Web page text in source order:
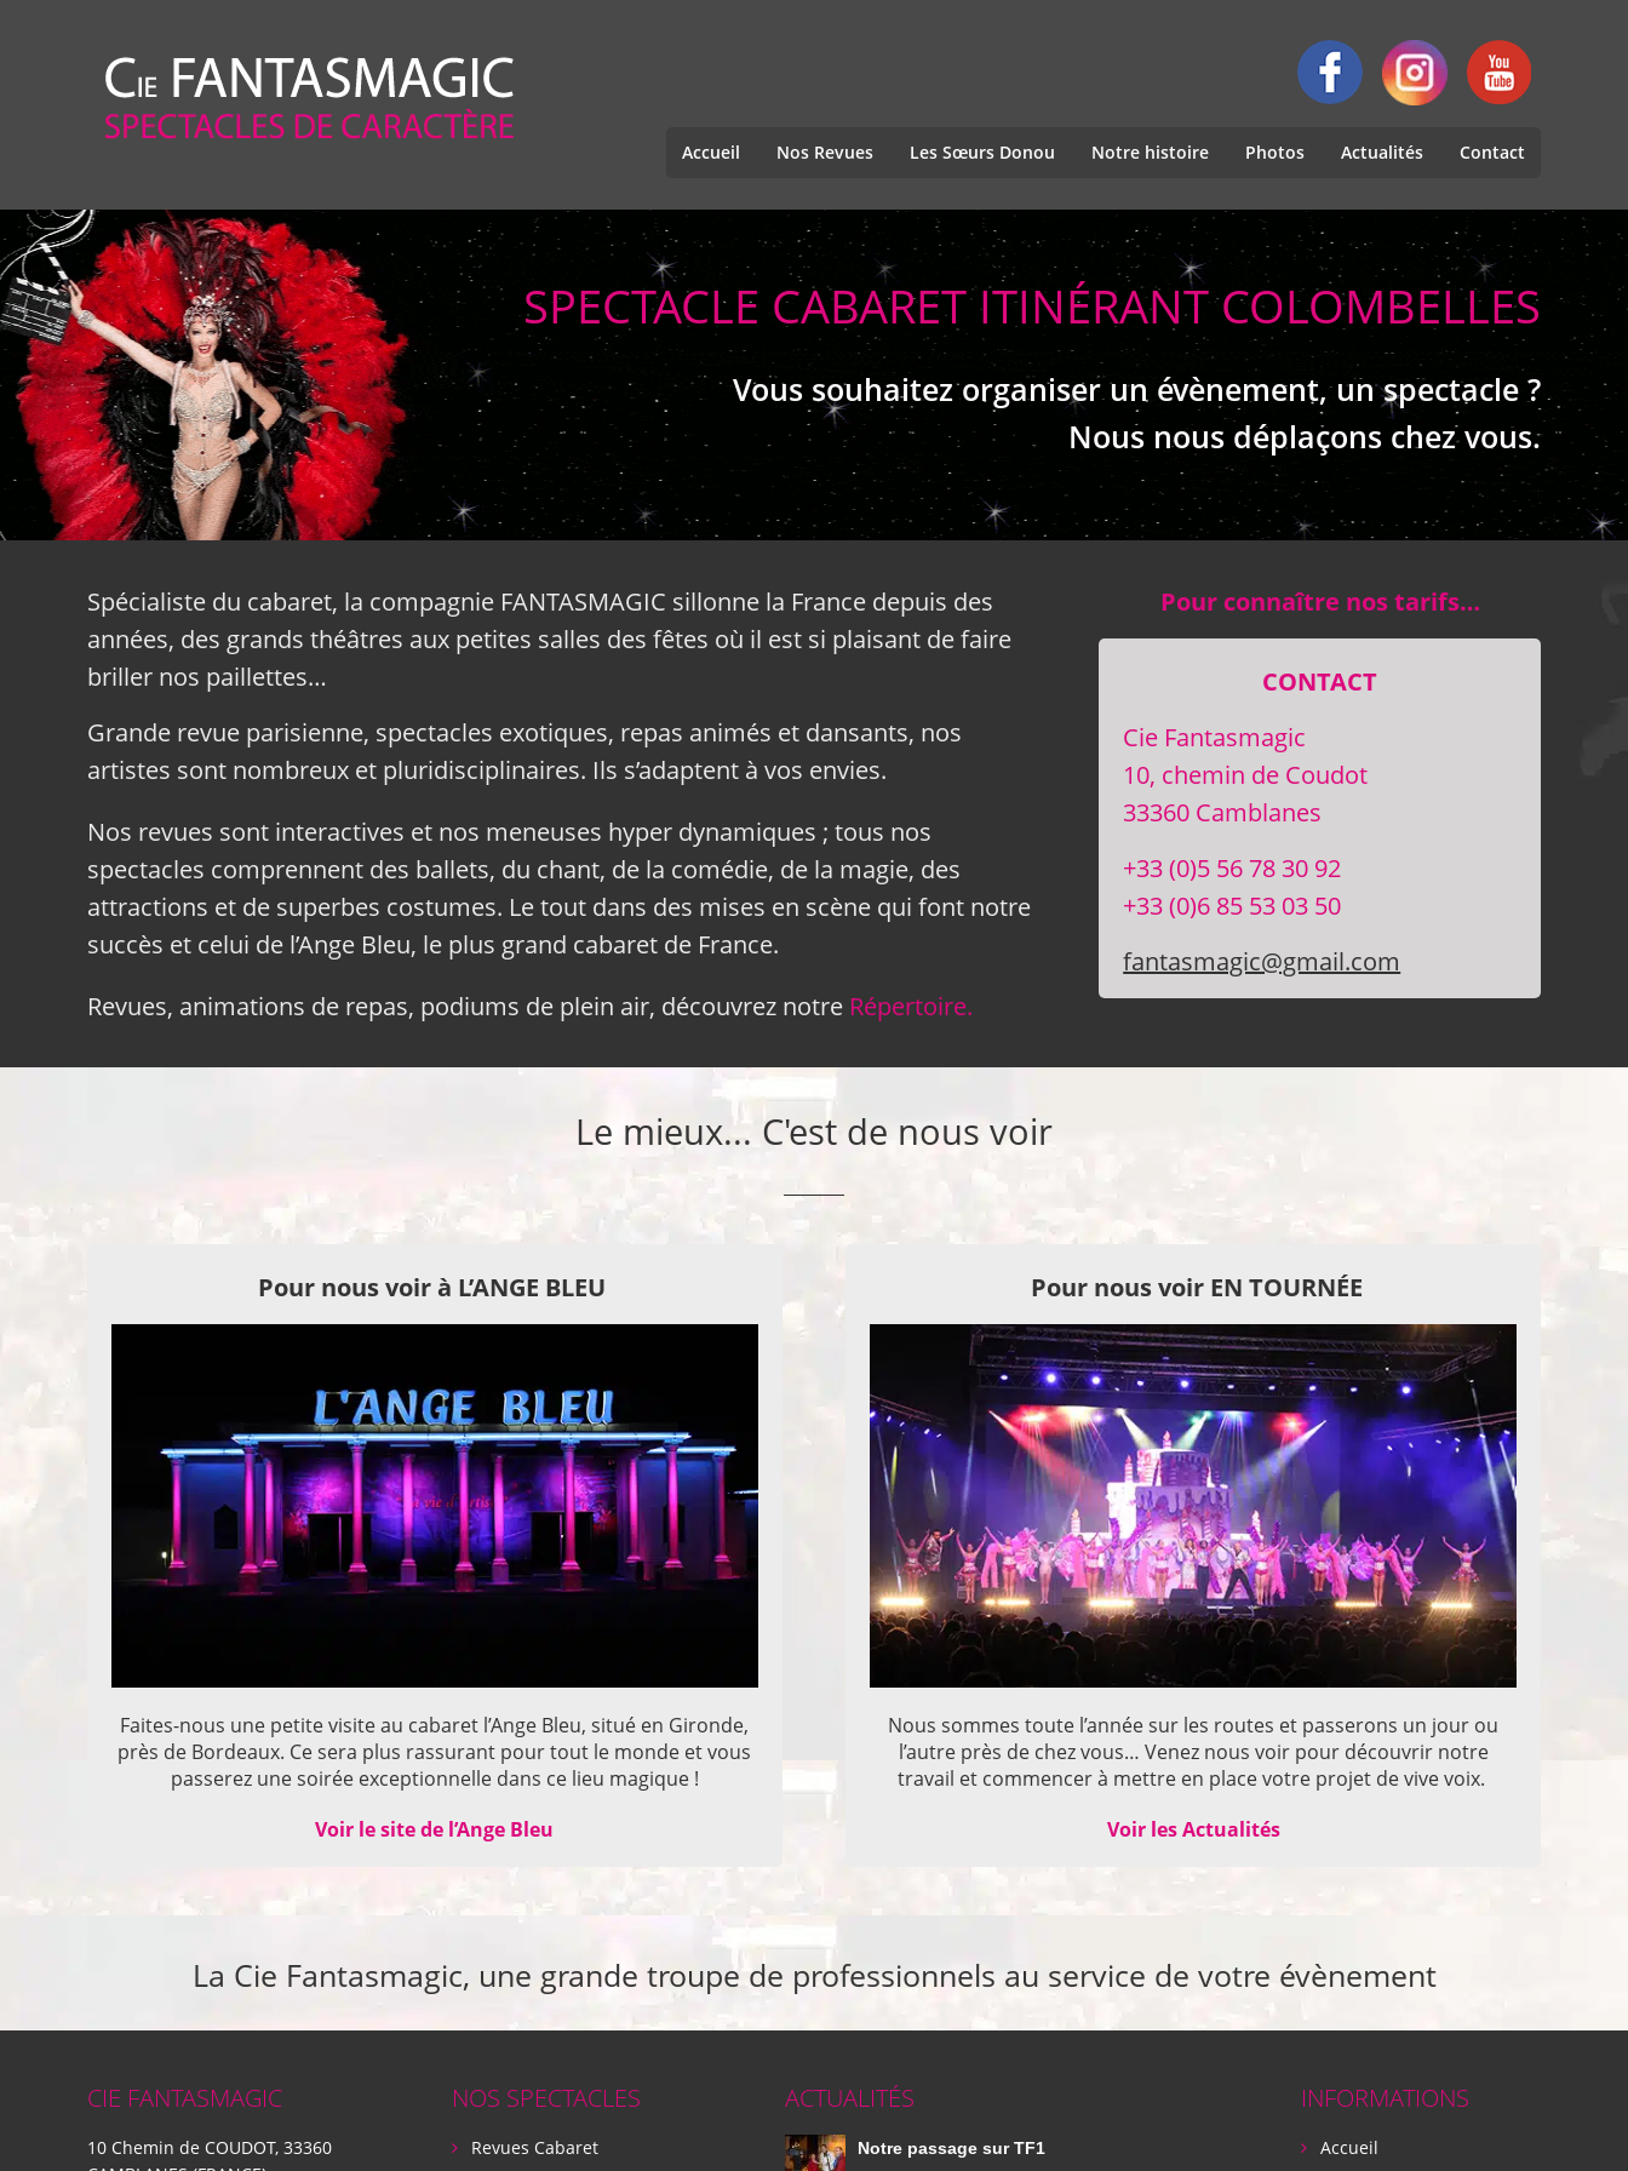
Accueil Nos Revues Les Sœurs Donou Notre histoire Photos Actualités Contact
SPECTACLE CABARET ITINÉRANT COLOMBELLES
Vous souhaitez organiser un évènement, un spectacle ?
Nous nous déplaçons chez vous.
Spécialiste du cabaret, la compagnie FANTASMAGIC sillonne la France depuis des
années, des grands théâtres aux petites salles des fêtes où il est si plaisant de faire
briller nos paillettes…
Grande revue parisienne, spectacles exotiques, repas animés et dansants, nos
artistes sont nombreux et pluridisciplinaires. Ils s’adaptent à vos envies.
Nos revues sont interactives et nos meneuses hyper dynamiques ; tous nos
spectacles comprennent des ballets, du chant, de la comédie, de la magie, des
attractions et de superbes costumes. Le tout dans des mises en scène qui font notre
succès et celui de l’Ange Bleu, le plus grand cabaret de France.
Revues, animations de repas, podiums de plein air, découvrez notre Répertoire.
Pour connaître nos tarifs…
CONTACT
Cie Fantasmagic
10, chemin de Coudot
33360 Camblanes
+33 (0)5 56 78 30 92
+33 (0)6 85 53 03 50
fantasmagic@gmail.com
Le mieux... C'est de nous voir
Pour nous voir à L’ANGE BLEU
Faites-nous une petite visite au cabaret l’Ange Bleu, situé en Gironde,
près de Bordeaux. Ce sera plus rassurant pour tout le monde et vous
passerez une soirée exceptionnelle dans ce lieu magique !
Voir le site de l’Ange Bleu
Pour nous voir EN TOURNÉE
Nous sommes toute l’année sur les routes et passerons un jour ou
l’autre près de chez vous… Venez nous voir pour découvrir notre
travail et commencer à mettre en place votre projet de vive voix.
Voir les Actualités
La Cie Fantasmagic, une grande troupe de professionnels au service de votre évènement
CIE FANTASMAGIC
10 Chemin de COUDOT, 33360
NOS SPECTACLES
Revues Cabaret
ACTUALITÉS
Notre passage sur TF1
INFORMATIONS
Accueil